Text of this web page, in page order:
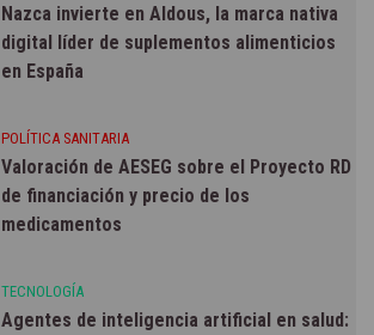
Nazca invierte en Aldous, la marca nativa
digital líder de suplementos alimenticios
en España
POLÍTICA SANITARIA
Valoración de AESEG sobre el Proyecto RD
de financiación y precio de los
medicamentos
TECNOLOGÍA
Agentes de inteligencia artificial en salud: